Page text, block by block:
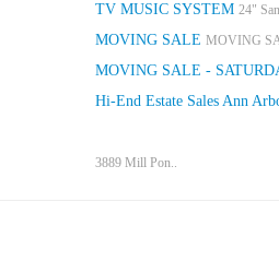
TV MUSIC SYSTEM 24"
MOVING SALE MOVING
MOVING SALE -
Hi-End Estate Sales Ann
3889 Mill Pon..